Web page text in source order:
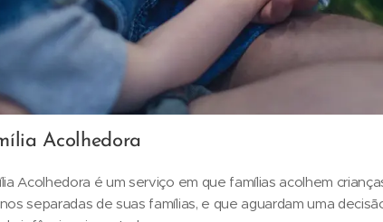
Acolhedora
Acolhedora é um serviço em que famílias acolhem
separadas de suas famílias, e que aguardam uma